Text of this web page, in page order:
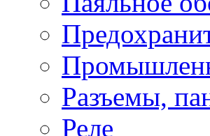
Разъемы,
Реле